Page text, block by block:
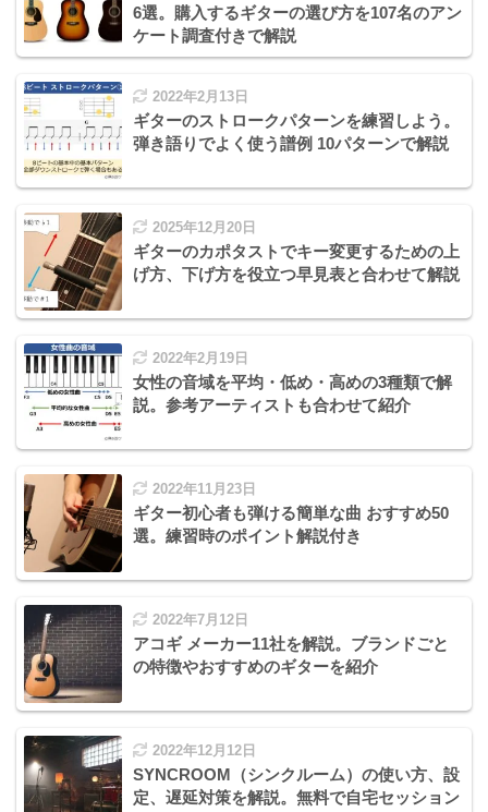
6選。購入するギターの選び方を107名のアン
ケート調査付きで解説
2022年2月13日
ギターのストロークパターンを練習しよう。
弾き語りでよく使う譜例 10パターンで解説
2025年12月20日
ギターのカポタストでキー変更するための上
げ方、下げ方を役立つ早見表と合わせて解説
2022年2月19日
女性の音域を平均・低め・高めの3種類で解
説。参考アーティストも合わせて紹介
2022年11月23日
ギター初心者も弾ける簡単な曲 おすすめ50
選。練習時のポイント解説付き
2022年7月12日
アコギ メーカー11社を解説。ブランドごと
の特徴やおすすめのギターを紹介
2022年12月12日
SYNCROOM（シンクルーム）の使い方、設
定、遅延対策を解説。無料で自宅セッション